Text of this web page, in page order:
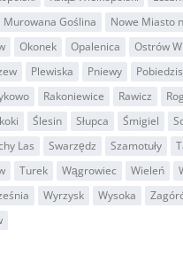
Murowana Goślina
Nowe Miasto
Okonek Opalenica
Ostrów
Plewiska Pniewy
Rakoniewice Rawicz
Ślesin Słupca Śmigiel
Las
Swarzędz Szamotuły
Turek Wągrowiec Wieleń
Wyrzysk Wysoka